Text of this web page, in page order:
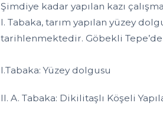
Şimdiye kadar yapılan kazı
I. Tabaka, tarım yapılan yüzey
tarihlenmektedir. Göbekli
I.Tabaka: Yüzey dolgusu
II. A. Tabaka: Dikilitaşlı Köşeli